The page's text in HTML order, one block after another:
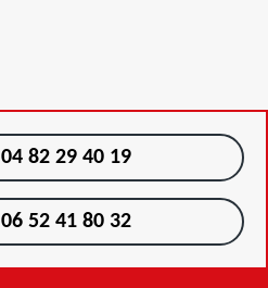
04 82 29 40 19
06 52 41 80 32